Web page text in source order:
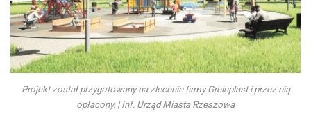
Projekt został przygotowany na zlecenie firmy Greinplast i przez nią
opłacony. | Inf. Urząd Miasta Rzeszowa